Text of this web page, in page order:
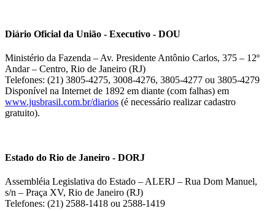
Diário Oficial da União - Executivo - DOU
Ministério da Fazenda – Av. Presidente Antônio Carlos, 375 – 12º
Andar – Centro, Rio de Janeiro (RJ)
Telefones: (21) 3805-4275, 3008-4276, 3805-4277 ou 3805-4279
Disponível na Internet de 1892 em diante (com falhas) em
www.jusbrasil.com.br/diarios (é necessário realizar cadastro
gratuito).
Estado do Rio de Janeiro - DORJ
Assembléia Legislativa do Estado – ALERJ – Rua Dom Manuel,
s/n – Praça XV, Rio de Janeiro (RJ)
Telefones: (21) 2588-1418 ou 2588-1419